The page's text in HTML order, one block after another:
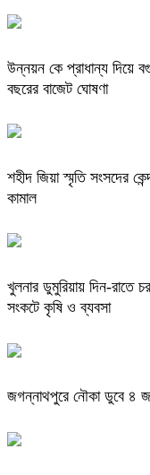
উন্নয়ন কে প্রাধান্য দিয়ে
বছরের বাজেট ঘোষণা
শহীদ জিয়া স্মৃতি সংসদের
কামাল
খুলনার ডুমুরিয়ায় দিন-রাতে
সংকটে কৃষি ও ব্যবসা
জগন্নাথপুরে নৌকা ডুবে ৪